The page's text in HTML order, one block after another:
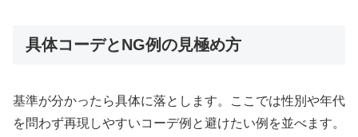
具体コーデとNG例の見極め方
基準が分かったら具体に落とします。ここでは性別や年代
を問わず再現しやすいコーデ例と避けたい例を並べます。